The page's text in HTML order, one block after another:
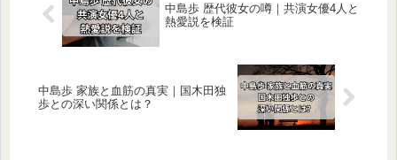
中島歩 歴代彼女の噂｜共演女優4人と
熱愛説を検証
中島歩 家族と血筋の真実｜国木田独
歩との深い関係とは？